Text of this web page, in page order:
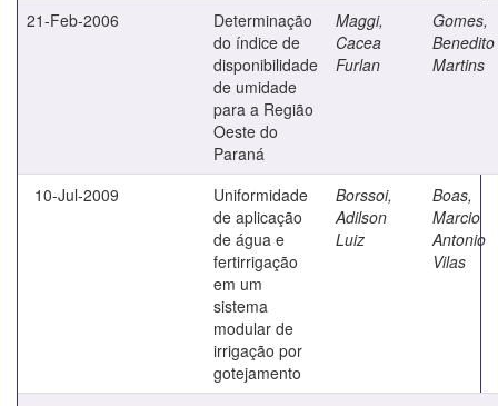
21-Feb-2006
Determinação
do índice de
disponibilidade
de umidade
para a Região
Oeste do
Paraná
Maggi,
Cacea
Furlan
Gomes,
Benedito
Martins
10-Jul-2009
Uniformidade
de aplicação
de água e
fertirrigação
em um
sistema
modular de
irrigação por
gotejamento
Borssoi,
Adilson
Luiz
Boas,
Marcio
Antonio
Vilas